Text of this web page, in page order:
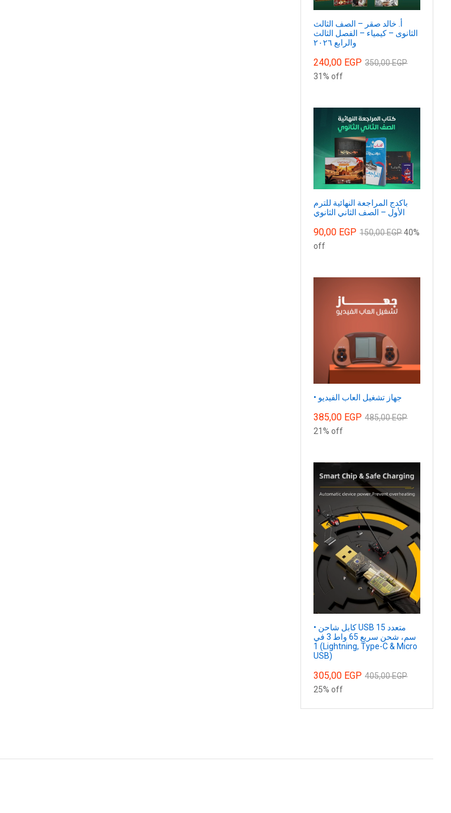
أ. خالد صقر – الصف الثالث
الثانوى – كيمياء – الفصل الثالث
والرابع ٢٠٢٦
240,00 EGP 350,00EGP
31% off
باكدج المراجعة النهائية للترم
الأول – الصف الثاني الثانوي
90,00 EGP 150,00EGP40%
off
• جهاز تشغيل العاب الفيديو
385,00 EGP 485,00EGP
21% off
• كابل شاحن USB متعدد 15
سم، شحن سريع 65 واط 3 في
1 (Lightning, Type-C & Micro
USB)
305,00 EGP 405,00EGP
25% off